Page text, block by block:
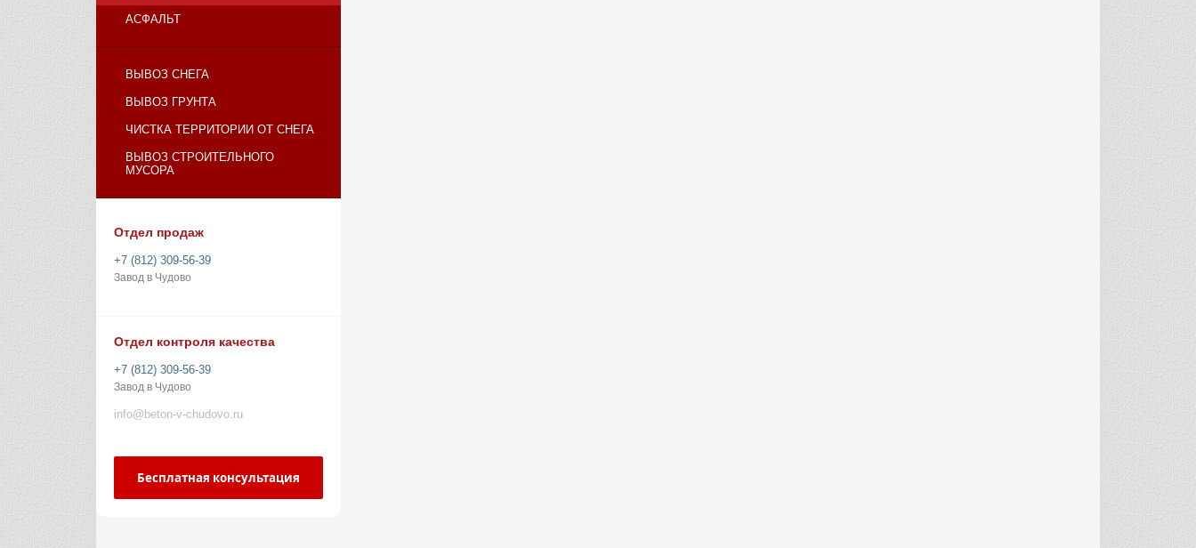
АСФАЛЬТ
ВЫВОЗ СНЕГА
ВЫВОЗ ГРУНТА
ЧИСТКА ТЕРРИТОРИИ ОТ СНЕГА
ВЫВОЗ СТРОИТЕЛЬНОГО
МУСОРА
Отдел продаж
+7 (812) 309-56-39
Завод в Чудово
Отдел контроля качества
+7 (812) 309-56-39
Завод в Чудово
info@beton-v-chudovo.ru
Бесплатная консультация